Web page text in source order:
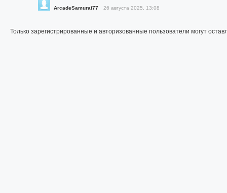
ArcadeSamurai77 26 августа 2025, 13:08
Только зарегистрированные и авторизованные пользователи могут